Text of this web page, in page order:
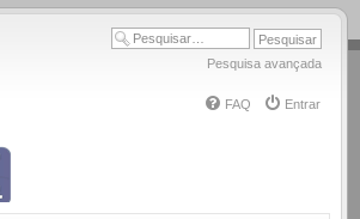
Pesquisa avançada
FAQ Entrar